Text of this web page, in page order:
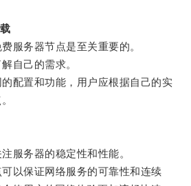
务器节点是至关重要的。
己的需求。
置和功能，用户应根据自己的实
务器的稳定性和性能。
保证网络服务的可靠性和连续